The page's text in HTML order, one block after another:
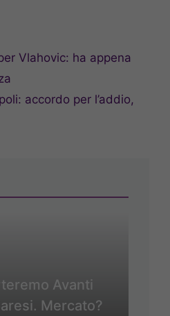
Vlahovic: ha appena
accordo per l’addio,
Avanti
Mercato?